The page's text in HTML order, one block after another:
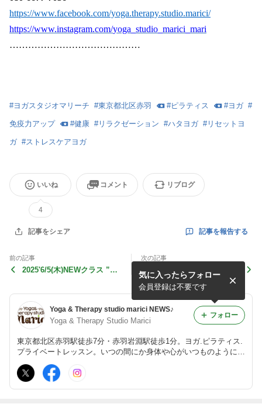
https://www.facebook.com/yoga.therapy.studio.marici/
https://www.instagram.com/yoga_studio_marici_mari
……………………………………
#ヨガスタジオマリーチ #東京都北区赤羽 #ピラティス #ヨガ #
免疫力アップ #健康 #リラクゼーション #ハタヨガ #リセットヨ
ガ #ストレスケアヨガ
いいね
4
コメント リブログ
記事をシェア 記事を報告する
前の記事
2025'6/5(木)NEWクラス ”巡
次の記事
2025'5/26(月)NEWクラス「
月曜夜の ハタヨガ 」【ブル
ーマンデーからの大脱出】
Yoga & Therapy studio marici NEWS♪
Yoga & Therapy Studio Marici
東京都北区赤羽駅徒歩7分・赤羽岩淵駅徒歩1分。ヨガ.ピラティス.
プライベートレッスン。いつの間にか身体や心がいつものようにく
つろいでいる。そんなゆったりとした心地良い時間を感じる場所を
気に入ったらフォロー
会員登録は不要です
フォロー